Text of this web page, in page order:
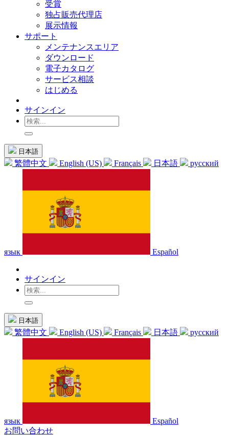
受賞
独占販売代理店
展示情報
サポート
メンテナンスエリア
ダウンロード
電子カタログ
サービス相談
はじめる
サインイン
日本語
繁體中文 English (US) Français 日本語 русский
язык Español
サインイン
日本語
繁體中文 English (US) Français 日本語 русский
язык
Español
お問い合わせ